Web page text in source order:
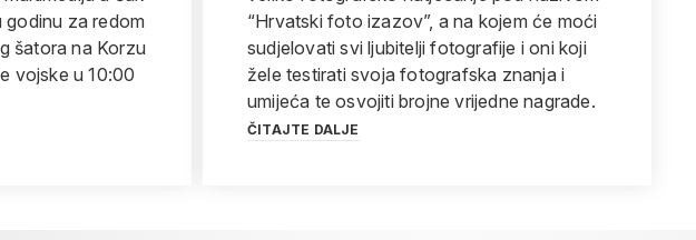
za redom
šatora na Korzu
vojske u 10:00
“Hrvatski foto izazov”, a na kojem će moći
sudjelovati svi ljubitelji fotografije i oni koji
žele testirati svoja fotografska znanja i
umijeća te osvojiti brojne vrijedne nagrade.
ČITAJTE DALJE